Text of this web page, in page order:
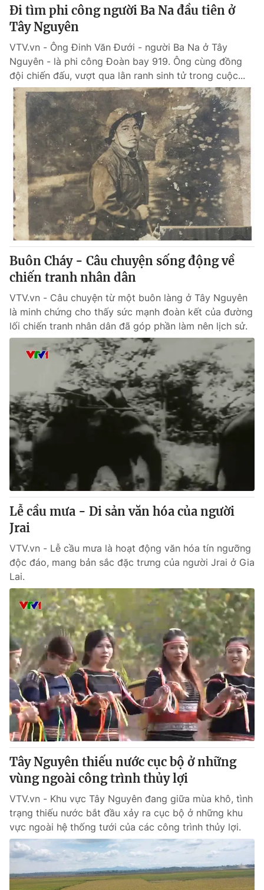
Đi tìm phi công người Ba Na đầu tiên ở
Tây Nguyên
VTV.vn - Ông Đinh Văn Đưới - người Ba Na ở Tây
Nguyên - là phi công Đoàn bay 919. Ông cùng đồng
đội chiến đấu, vượt qua lằn ranh sinh tử trong cuộc...
Buôn Cháy - Câu chuyện sống động về
chiến tranh nhân dân
VTV.vn - Câu chuyện từ một buôn làng ở Tây Nguyên
là minh chứng cho thấy sức mạnh đoàn kết của đường
lối chiến tranh nhân dân đã góp phần làm nên lịch sử.
Lễ cầu mưa - Di sản văn hóa của người
Jrai
VTV.vn - Lễ cầu mưa là hoạt động văn hóa tín ngưỡng
độc đáo, mang bản sắc đặc trưng của người Jrai ở Gia
Lai.
Tây Nguyên thiếu nước cục bộ ở những
vùng ngoài công trình thủy lợi
VTV.vn - Khu vực Tây Nguyên đang giữa mùa khô, tình
trạng thiếu nước bắt đầu xảy ra cục bộ ở những khu
vực ngoài hệ thống tưới của các công trình thủy lợi.